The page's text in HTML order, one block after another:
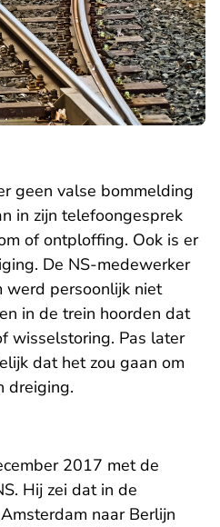
geen valse bommelding
in zijn telefoongesprek
of ontploffing. Ook is er
De NS-medewerker
werd persoonlijk niet
in de trein hoorden dat
wisselstoring. Pas later
dat het zou gaan om
dreiging.
2017 met de
Hij zei dat in de
naar Berlijn